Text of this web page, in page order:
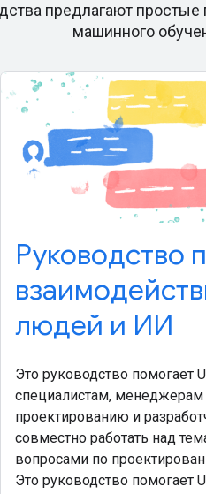
предлагают
машинного
Руководство
людей и ИИ
Это руководство помогает
специалистам, менеджерам
проектированию и
совместно работать над
вопросами по
Это руководство помогает